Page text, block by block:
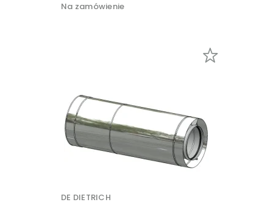
Na zamówienie
DE DIETRICH